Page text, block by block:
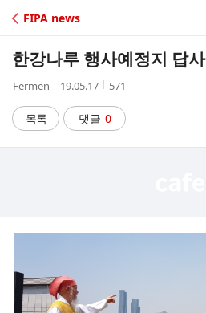
C
A
FIPA news
한강나루 행사예정지 답사
작
자
Fermen
작
시
간
19.05.17
조
수
571
목록 댓글 0